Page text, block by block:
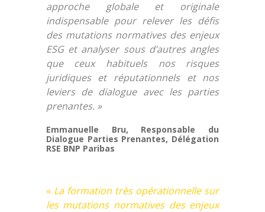
approche globale et originale
indispensable pour relever les défis
des mutations normatives des enjeux
ESG et analyser sous d’autres angles
que ceux habituels nos risques
juridiques et réputationnels et nos
leviers de dialogue avec les parties
prenantes. »
Emmanuelle Bru, Responsable du
Dialogue Parties Prenantes, Délégation
RSE BNP Paribas
« La formation très opérationnelle sur
les mutations normatives des enjeux